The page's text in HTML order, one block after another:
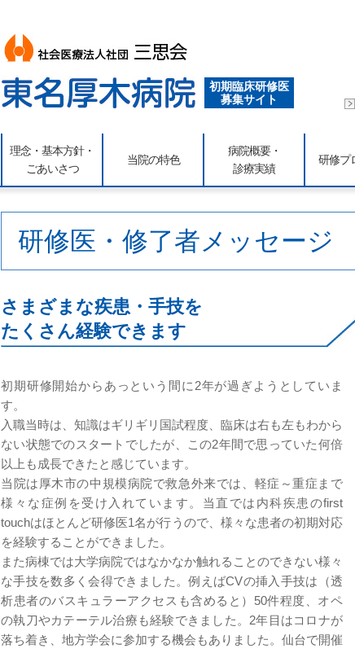
初期臨床研修医
募集サイト
理念・基本方針・
ごあいさつ
当院の特色
病院概要・
診療実績
研修プ
研修医・修了者メッセージ
さまざまな疾患・手技を
たくさん経験できます
初期研修開始からあっという間に2年が過ぎようとしていま
す。
入職当時は、知識はギリギリ国試程度、臨床は右も左もわから
ない状態でのスタートでしたが、この2年間で思っていた何倍
以上も成長できたと感じています。
当院は厚木市の中規模病院で救急外来では、軽症～重症まで
様々な症例を受け入れています。当直では内科疾患のfirst
touchはほとんど研修医1名が行うので、様々な患者の初期対応
を経験することができました。
また病棟では大学病院ではなかなか触れることのできない様々
な手技を数多く会得できました。例えばCVの挿入手技は（透
析患者のバスキュラーアクセスも含めると）50件程度、オペ
の執刀やカテーテル治療も経験できました。2年目はコロナが
落ち着き、地方学会に参加する機会もありました。仙台で開催